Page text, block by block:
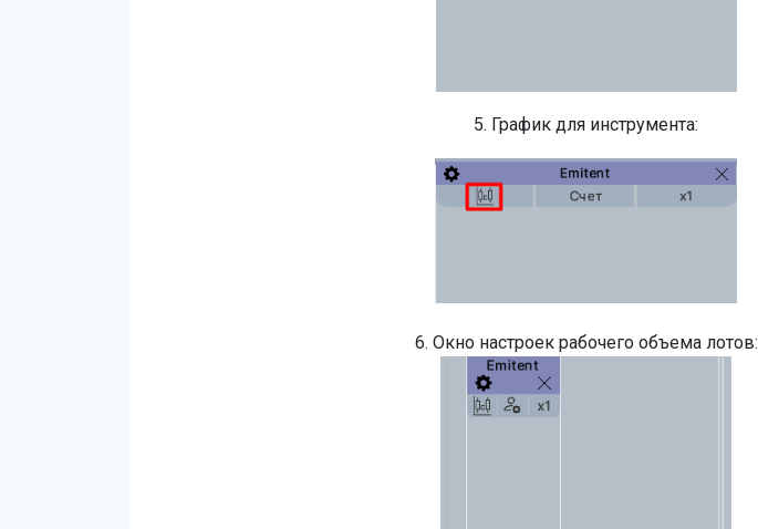
5. График для инструмента:
6. Окно настроек рабочего объема лотов: